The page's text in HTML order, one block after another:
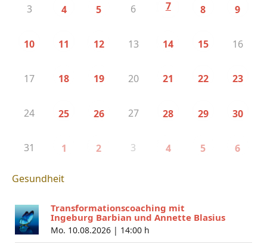
3 4 5 6 7 8 9
10 11 12 13 14 15 16
17 18 19 20 21 22 23
24 25 26 27 28 29 30
31 1 2 3 4 5 6
Gesundheit
Transformationscoaching mit
Ingeburg Barbian und Annette Blasius
Mo. 10.08.2026 | 14:00 h